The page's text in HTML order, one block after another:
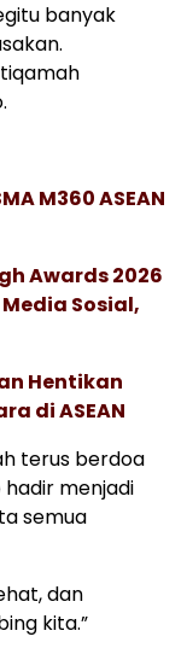
banyak
M360 ASEAN
Awards 2026
Sosial,
Hentikan
di ASEAN
terus berdoa
menjadi
semua
dan
kita.”